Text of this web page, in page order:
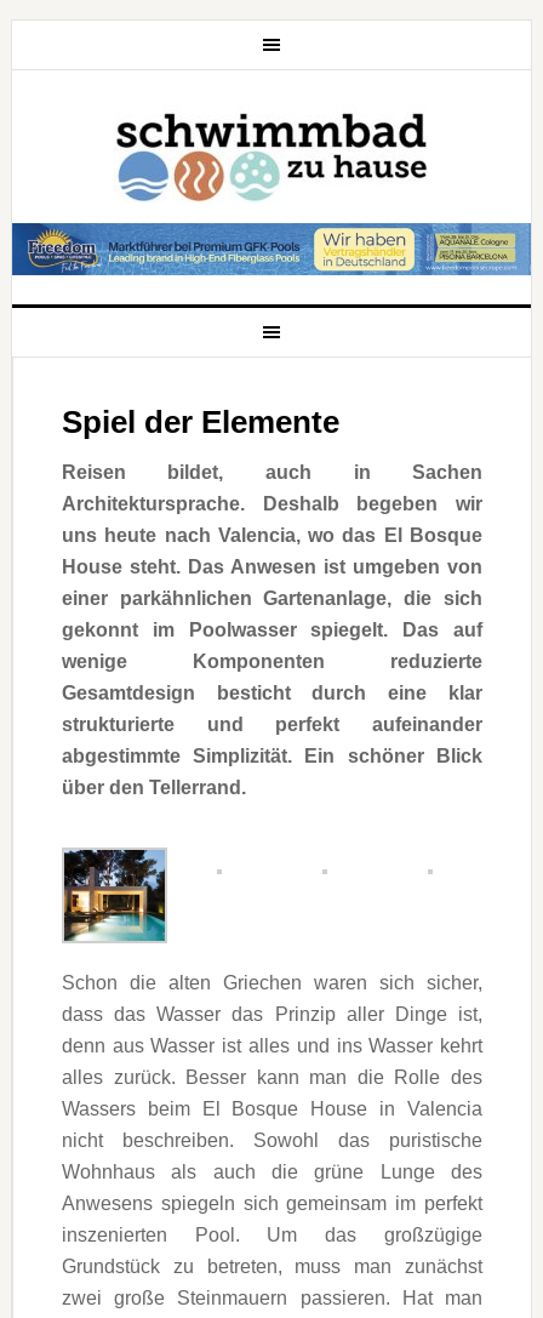
Spiel der Elemente
Reisen bildet, auch in Sachen
Architektursprache. Deshalb begeben wir
uns heute nach Valencia, wo das El Bosque
House steht. Das Anwesen ist umgeben von
einer parkähnlichen Gartenanlage, die sich
gekonnt im Poolwasser spiegelt. Das auf
wenige Komponenten reduzierte
Gesamtdesign besticht durch eine klar
strukturierte und perfekt aufeinander
abgestimmte Simplizität. Ein schöner Blick
über den Tellerrand.
Schon die alten Griechen waren sich sicher,
dass das Wasser das Prinzip aller Dinge ist,
denn aus Wasser ist alles und ins Wasser kehrt
alles zurück. Besser kann man die Rolle des
Wassers beim El Bosque House in Valencia
nicht beschreiben. Sowohl das puristische
Wohnhaus als auch die grüne Lunge des
Anwesens spiegeln sich gemeinsam im perfekt
inszenierten Pool. Um das großzügige
Grundstück zu betreten, muss man zunächst
zwei große Steinmauern passieren. Hat man